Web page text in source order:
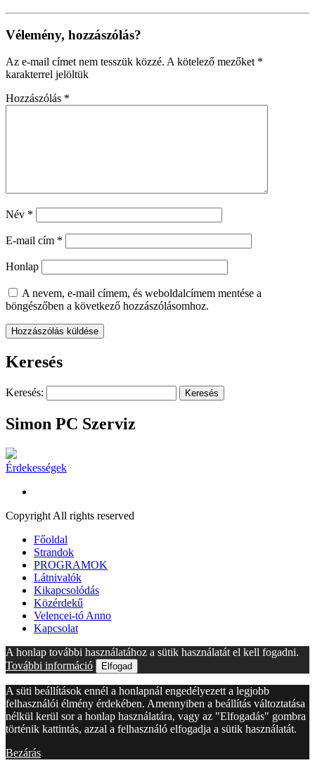
Vélemény, hozzászólás?
Az e-mail címet nem tesszük közzé. A kötelező mezőket *
karakterrel jelöltük
Hozzászólás *
Név *
E-mail cím *
Honlap
A nevem, e-mail címem, és weboldalcímem mentése a
böngészőben a következő hozzászólásomhoz.
Keresés
Keresés:
Simon PC Szerviz
Érdekességek
Copyright All rights reserved
Főoldal
Strandok
PROGRAMOK
Látnivalók
Kikapcsolódás
Közérdekű
Velencei-tó Anno
Kapcsolat
A honlap további használatához a sütik használatát el kell fogadni.
További információ
Elfogad
A süti beállítások ennél a honlapnál engedélyezett a legjobb
felhasználói élmény érdekében. Amennyiben a beállítás változtatása
nélkül kerül sor a honlap használatára, vagy az "Elfogadás" gombra
történik kattintás, azzal a felhasználó elfogadja a sütik használatát.
Bezárás